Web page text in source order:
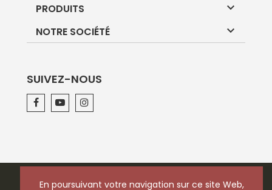
En poursuivant votre navigation sur ce site Web,
PRODUITS 
NOTRE SOCIÉTÉ 
En poursuivant votre navigation sur ce site Web,
SUIVEZ-NOUS
© 2026 - Logiciel e-commerce par